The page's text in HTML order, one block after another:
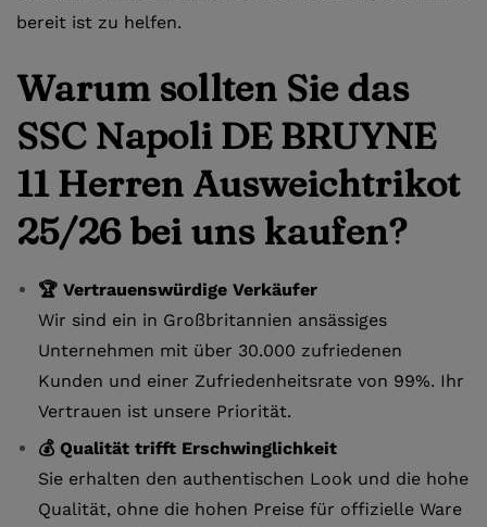
bereit ist zu helfen.
Warum sollten Sie das
SSC Napoli DE BRUYNE
11 Herren Ausweichtrikot
25/26 bei uns kaufen?
🏆 Vertrauenswürdige Verkäufer
Wir sind ein in Großbritannien ansässiges
Unternehmen mit über 30.000 zufriedenen
Kunden und einer Zufriedenheitsrate von 99%. Ihr
Vertrauen ist unsere Priorität.
💰 Qualität trifft Erschwinglichkeit
Sie erhalten den authentischen Look und die hohe
Qualität, ohne die hohen Preise für offizielle Ware